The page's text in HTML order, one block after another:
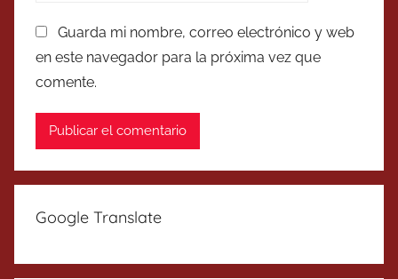
Guarda mi nombre, correo electrónico y web
en este navegador para la próxima vez que
comente.
Google Translate